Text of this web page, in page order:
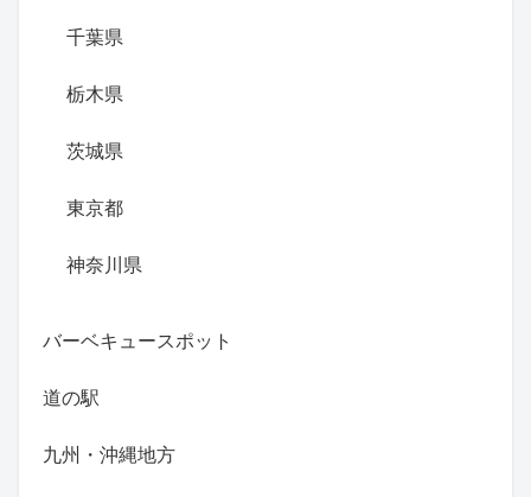
千葉県
栃木県
茨城県
東京都
神奈川県
バーベキュースポット
道の駅
九州・沖縄地方